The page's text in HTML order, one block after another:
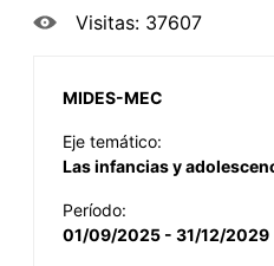
Visitas: 37607
MIDES-MEC
Eje temático:
Las infancias y
Período:
01/09/2025 - 31/12/2029